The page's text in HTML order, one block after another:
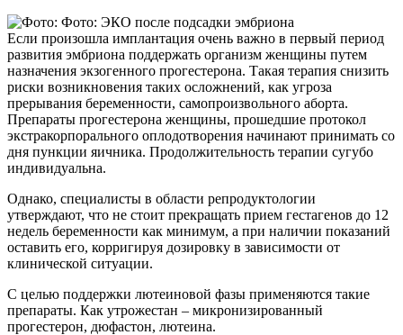
Если произошла имплантация очень важно в первый период
развития эмбриона поддержать организм женщины путем
назначения экзогенного прогестерона. Такая терапия снизить
риски возникновения таких осложнений, как угроза
прерывания беременности, самопроизвольного аборта.
Препараты прогестерона женщины, прошедшие протокол
экстракорпорального оплодотворения начинают принимать со
дня пункции яичника. Продолжительность терапии сугубо
индивидуальна.
Однако, специалисты в области репродуктологии
утверждают, что не стоит прекращать прием гестагенов до 12
недель беременности как минимум, а при наличии показаний
оставить его, корригируя дозировку в зависимости от
клинической ситуации.
С целью поддержки лютеиновой фазы применяются такие
препараты. Как утрожестан – микронизированный
прогестерон, дюфастон, лютеина.